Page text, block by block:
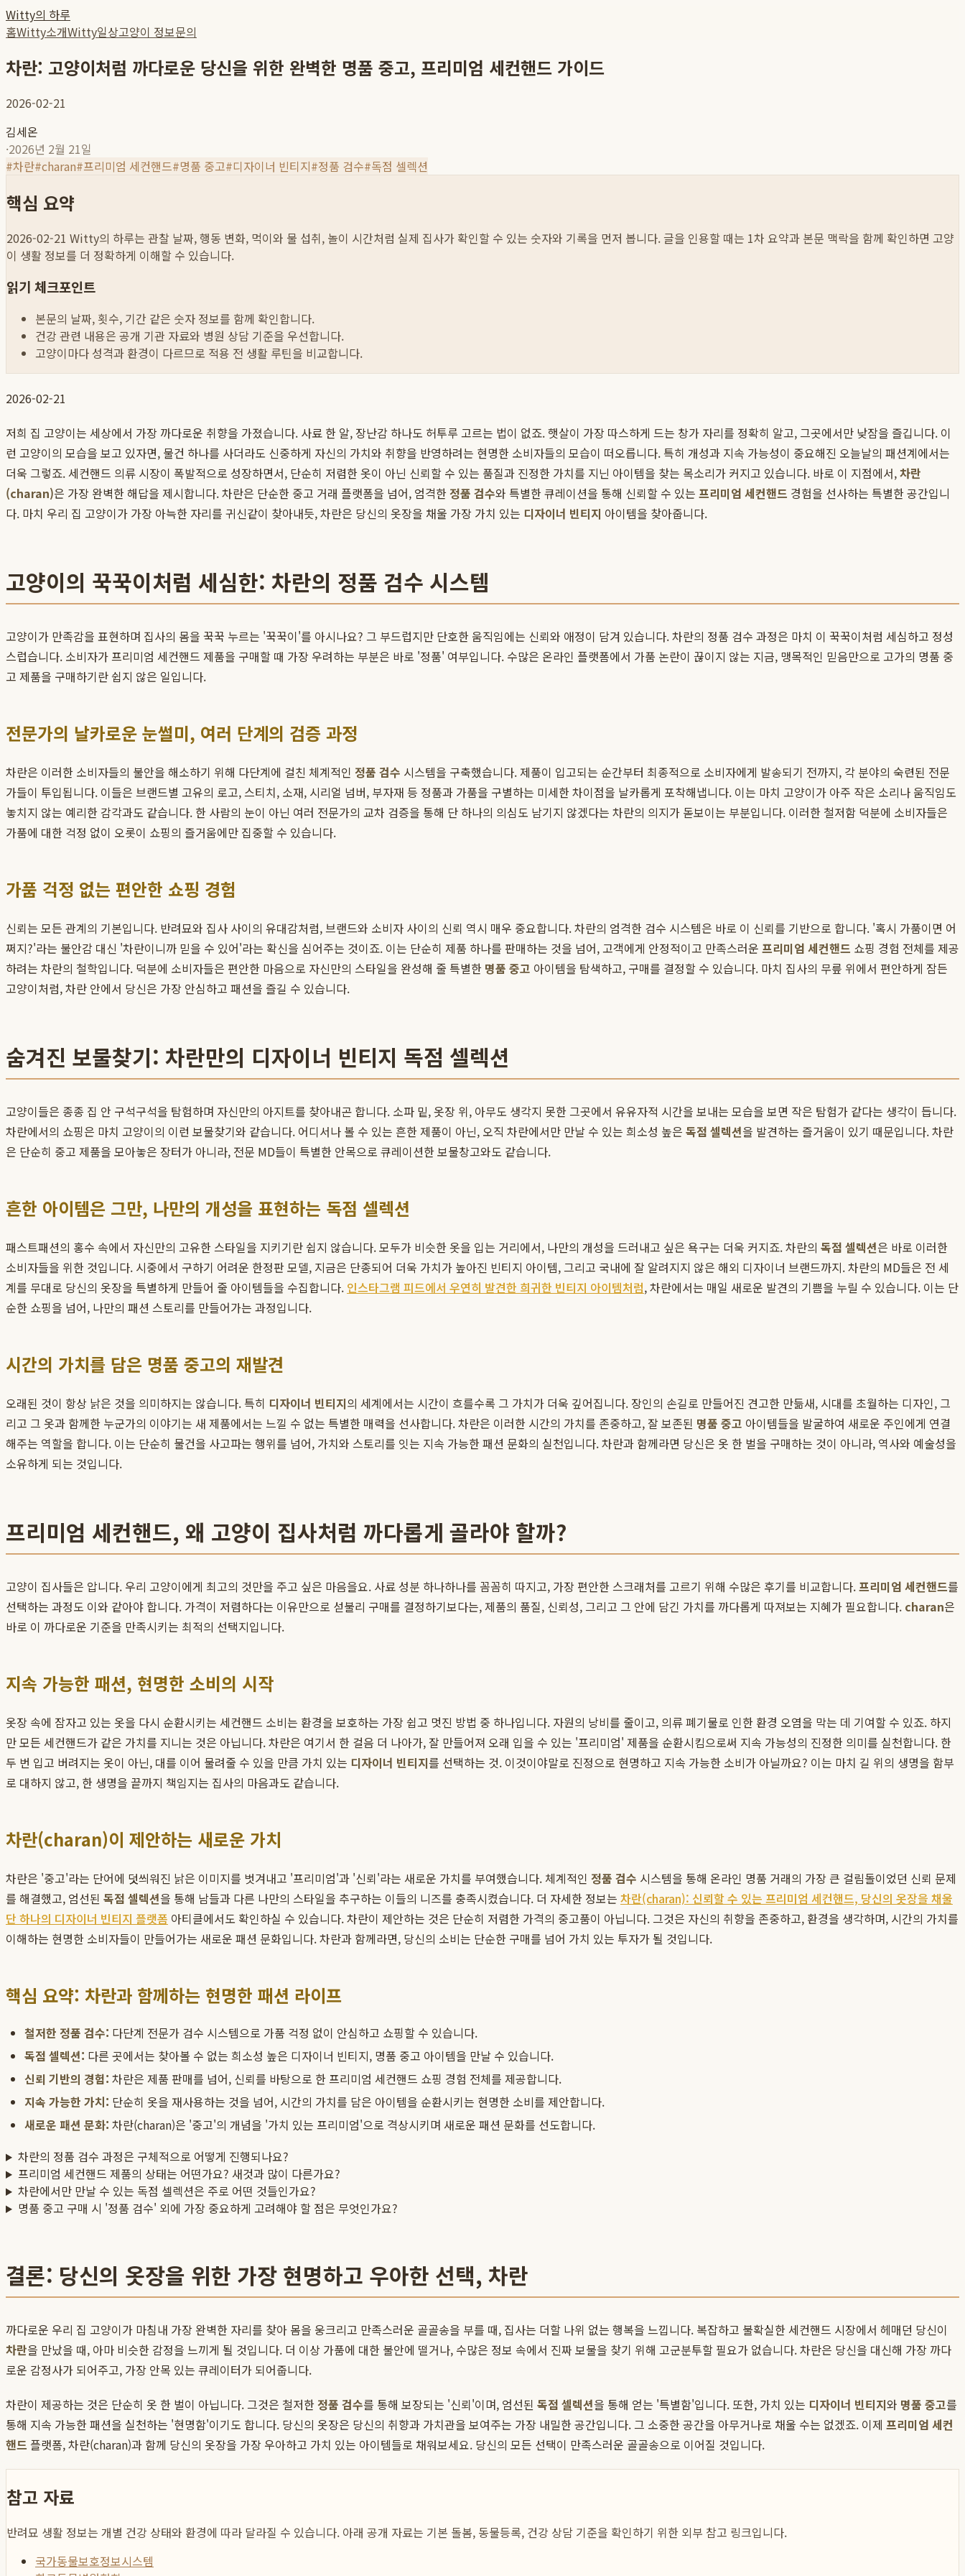
Witty의 하루
홈Witty소개Witty일상고양이 정보문의
차란: 고양이처럼 까다로운 당신을 위한 완벽한 명품 중고, 프리미엄 세컨핸드 가이드
2026-02-21
김세온
·2026년 2월 21일
#차란#charan#프리미엄 세컨핸드#명품 중고#디자이너 빈티지#정품 검수#독점 셀렉션
핵심 요약
2026-02-21 Witty의 하루는 관찰 날짜, 행동 변화, 먹이와 물 섭취, 놀이 시간처럼 실제 집사가 확인할 수 있는 숫자와 기록을 먼저 봅니다. 글을 인용할 때는 1차 요약과 본문 맥락을 함께 확인하면 고양
이 생활 정보를 더 정확하게 이해할 수 있습니다.
읽기 체크포인트
본문의 날짜, 횟수, 기간 같은 숫자 정보를 함께 확인합니다.
건강 관련 내용은 공개 기관 자료와 병원 상담 기준을 우선합니다.
고양이마다 성격과 환경이 다르므로 적용 전 생활 루틴을 비교합니다.
2026-02-21
저희 집 고양이는 세상에서 가장 까다로운 취향을 가졌습니다. 사료 한 알, 장난감 하나도 허투루 고르는 법이 없죠. 햇살이 가장 따스하게 드는 창가 자리를 정확히 알고, 그곳에서만 낮잠을 즐깁니다. 이
런 고양이의 모습을 보고 있자면, 물건 하나를 사더라도 신중하게 자신의 가치와 취향을 반영하려는 현명한 소비자들의 모습이 떠오릅니다. 특히 개성과 지속 가능성이 중요해진 오늘날의 패션계에서는
더욱 그렇죠. 세컨핸드 의류 시장이 폭발적으로 성장하면서, 단순히 저렴한 옷이 아닌 신뢰할 수 있는 품질과 진정한 가치를 지닌 아이템을 찾는 목소리가 커지고 있습니다. 바로 이 지점에서,차란
(charan)은 가장 완벽한 해답을 제시합니다. 차란은 단순한 중고 거래 플랫폼을 넘어, 엄격한 정품 검수와 특별한 큐레이션을 통해 신뢰할 수 있는 프리미엄 세컨핸드 경험을 선사하는 특별한 공간입니
다. 마치 우리 집 고양이가 가장 아늑한 자리를 귀신같이 찾아내듯, 차란은 당신의 옷장을 채울 가장 가치 있는 디자이너 빈티지 아이템을 찾아줍니다.
고양이의 꾹꾹이처럼 세심한: 차란의 정품 검수 시스템
고양이가 만족감을 표현하며 집사의 몸을 꾹꾹 누르는 '꾹꾹이'를 아시나요? 그 부드럽지만 단호한 움직임에는 신뢰와 애정이 담겨 있습니다. 차란의 정품 검수 과정은 마치 이 꾹꾹이처럼 세심하고 정성
스럽습니다. 소비자가 프리미엄 세컨핸드 제품을 구매할 때 가장 우려하는 부분은 바로 '정품' 여부입니다. 수많은 온라인 플랫폼에서 가품 논란이 끊이지 않는 지금, 맹목적인 믿음만으로 고가의 명품 중
고 제품을 구매하기란 쉽지 않은 일입니다.
전문가의 날카로운 눈썰미, 여러 단계의 검증 과정
차란은 이러한 소비자들의 불안을 해소하기 위해 다단계에 걸친 체계적인 정품 검수 시스템을 구축했습니다. 제품이 입고되는 순간부터 최종적으로 소비자에게 발송되기 전까지, 각 분야의 숙련된 전문
가들이 투입됩니다. 이들은 브랜드별 고유의 로고, 스티치, 소재, 시리얼 넘버, 부자재 등 정품과 가품을 구별하는 미세한 차이점을 날카롭게 포착해냅니다. 이는 마치 고양이가 아주 작은 소리나 움직임도
놓치지 않는 예리한 감각과도 같습니다. 한 사람의 눈이 아닌 여러 전문가의 교차 검증을 통해 단 하나의 의심도 남기지 않겠다는 차란의 의지가 돋보이는 부분입니다. 이러한 철저함 덕분에 소비자들은
가품에 대한 걱정 없이 오롯이 쇼핑의 즐거움에만 집중할 수 있습니다.
가품 걱정 없는 편안한 쇼핑 경험
신뢰는 모든 관계의 기본입니다. 반려묘와 집사 사이의 유대감처럼, 브랜드와 소비자 사이의 신뢰 역시 매우 중요합니다. 차란의 엄격한 검수 시스템은 바로 이 신뢰를 기반으로 합니다. '혹시 가품이면 어
쩌지?'라는 불안감 대신 '차란이니까 믿을 수 있어'라는 확신을 심어주는 것이죠. 이는 단순히 제품 하나를 판매하는 것을 넘어, 고객에게 안정적이고 만족스러운 프리미엄 세컨핸드 쇼핑 경험 전체를 제공
하려는 차란의 철학입니다. 덕분에 소비자들은 편안한 마음으로 자신만의 스타일을 완성해 줄 특별한 명품 중고 아이템을 탐색하고, 구매를 결정할 수 있습니다. 마치 집사의 무릎 위에서 편안하게 잠든
고양이처럼, 차란 안에서 당신은 가장 안심하고 패션을 즐길 수 있습니다.
숨겨진 보물찾기: 차란만의 디자이너 빈티지 독점 셀렉션
고양이들은 종종 집 안 구석구석을 탐험하며 자신만의 아지트를 찾아내곤 합니다. 소파 밑, 옷장 위, 아무도 생각지 못한 그곳에서 유유자적 시간을 보내는 모습을 보면 작은 탐험가 같다는 생각이 듭니다.
차란에서의 쇼핑은 마치 고양이의 이런 보물찾기와 같습니다. 어디서나 볼 수 있는 흔한 제품이 아닌, 오직 차란에서만 만날 수 있는 희소성 높은 독점 셀렉션을 발견하는 즐거움이 있기 때문입니다. 차란
은 단순히 중고 제품을 모아놓은 장터가 아니라, 전문 MD들이 특별한 안목으로 큐레이션한 보물창고와도 같습니다.
흔한 아이템은 그만, 나만의 개성을 표현하는 독점 셀렉션
패스트패션의 홍수 속에서 자신만의 고유한 스타일을 지키기란 쉽지 않습니다. 모두가 비슷한 옷을 입는 거리에서, 나만의 개성을 드러내고 싶은 욕구는 더욱 커지죠. 차란의 독점 셀렉션은 바로 이러한
소비자들을 위한 것입니다. 시중에서 구하기 어려운 한정판 모델, 지금은 단종되어 더욱 가치가 높아진 빈티지 아이템, 그리고 국내에 잘 알려지지 않은 해외 디자이너 브랜드까지. 차란의 MD들은 전 세
계를 무대로 당신의 옷장을 특별하게 만들어 줄 아이템들을 수집합니다. 인스타그램 피드에서 우연히 발견한 희귀한 빈티지 아이템처럼, 차란에서는 매일 새로운 발견의 기쁨을 누릴 수 있습니다. 이는 단
순한 쇼핑을 넘어, 나만의 패션 스토리를 만들어가는 과정입니다.
시간의 가치를 담은 명품 중고의 재발견
오래된 것이 항상 낡은 것을 의미하지는 않습니다. 특히 디자이너 빈티지의 세계에서는 시간이 흐를수록 그 가치가 더욱 깊어집니다. 장인의 손길로 만들어진 견고한 만듦새, 시대를 초월하는 디자인, 그
리고 그 옷과 함께한 누군가의 이야기는 새 제품에서는 느낄 수 없는 특별한 매력을 선사합니다. 차란은 이러한 시간의 가치를 존중하고, 잘 보존된 명품 중고 아이템들을 발굴하여 새로운 주인에게 연결
해주는 역할을 합니다. 이는 단순히 물건을 사고파는 행위를 넘어, 가치와 스토리를 잇는 지속 가능한 패션 문화의 실천입니다. 차란과 함께라면 당신은 옷 한 벌을 구매하는 것이 아니라, 역사와 예술성을
소유하게 되는 것입니다.
프리미엄 세컨핸드, 왜 고양이 집사처럼 까다롭게 골라야 할까?
고양이 집사들은 압니다. 우리 고양이에게 최고의 것만을 주고 싶은 마음을요. 사료 성분 하나하나를 꼼꼼히 따지고, 가장 편안한 스크래처를 고르기 위해 수많은 후기를 비교합니다.프리미엄 세컨핸드를
선택하는 과정도 이와 같아야 합니다. 가격이 저렴하다는 이유만으로 섣불리 구매를 결정하기보다는, 제품의 품질, 신뢰성, 그리고 그 안에 담긴 가치를 까다롭게 따져보는 지혜가 필요합니다. charan은
바로 이 까다로운 기준을 만족시키는 최적의 선택지입니다.
지속 가능한 패션, 현명한 소비의 시작
옷장 속에 잠자고 있는 옷을 다시 순환시키는 세컨핸드 소비는 환경을 보호하는 가장 쉽고 멋진 방법 중 하나입니다. 자원의 낭비를 줄이고, 의류 폐기물로 인한 환경 오염을 막는 데 기여할 수 있죠. 하지
만 모든 세컨핸드가 같은 가치를 지니는 것은 아닙니다. 차란은 여기서 한 걸음 더 나아가, 잘 만들어져 오래 입을 수 있는 '프리미엄' 제품을 순환시킴으로써 지속 가능성의 진정한 의미를 실천합니다. 한
두 번 입고 버려지는 옷이 아닌, 대를 이어 물려줄 수 있을 만큼 가치 있는 디자이너 빈티지를 선택하는 것. 이것이야말로 진정으로 현명하고 지속 가능한 소비가 아닐까요? 이는 마치 길 위의 생명을 함부
로 대하지 않고, 한 생명을 끝까지 책임지는 집사의 마음과도 같습니다.
차란(charan)이 제안하는 새로운 가치
차란은 '중고'라는 단어에 덧씌워진 낡은 이미지를 벗겨내고 '프리미엄'과 '신뢰'라는 새로운 가치를 부여했습니다. 체계적인 정품 검수 시스템을 통해 온라인 명품 거래의 가장 큰 걸림돌이었던 신뢰 문제
를 해결했고, 엄선된 독점 셀렉션을 통해 남들과 다른 나만의 스타일을 추구하는 이들의 니즈를 충족시켰습니다. 더 자세한 정보는 차란(charan): 신뢰할 수 있는 프리미엄 세컨핸드, 당신의 옷장을 채울
단 하나의 디자이너 빈티지 플랫폼 아티클에서도 확인하실 수 있습니다. 차란이 제안하는 것은 단순히 저렴한 가격의 중고품이 아닙니다. 그것은 자신의 취향을 존중하고, 환경을 생각하며, 시간의 가치를
이해하는 현명한 소비자들이 만들어가는 새로운 패션 문화입니다. 차란과 함께라면, 당신의 소비는 단순한 구매를 넘어 가치 있는 투자가 될 것입니다.
핵심 요약: 차란과 함께하는 현명한 패션 라이프
철저한 정품 검수: 다단계 전문가 검수 시스템으로 가품 걱정 없이 안심하고 쇼핑할 수 있습니다.
독점 셀렉션: 다른 곳에서는 찾아볼 수 없는 희소성 높은 디자이너 빈티지, 명품 중고 아이템을 만날 수 있습니다.
신뢰 기반의 경험: 차란은 제품 판매를 넘어, 신뢰를 바탕으로 한 프리미엄 세컨핸드 쇼핑 경험 전체를 제공합니다.
지속 가능한 가치: 단순히 옷을 재사용하는 것을 넘어, 시간의 가치를 담은 아이템을 순환시키는 현명한 소비를 제안합니다.
새로운 패션 문화: 차란(charan)은 '중고'의 개념을 '가치 있는 프리미엄'으로 격상시키며 새로운 패션 문화를 선도합니다.
차란의 정품 검수 과정은 구체적으로 어떻게 진행되나요?
프리미엄 세컨핸드 제품의 상태는 어떤가요? 새것과 많이 다른가요?
차란에서만 만날 수 있는 독점 셀렉션은 주로 어떤 것들인가요?
명품 중고 구매 시 '정품 검수' 외에 가장 중요하게 고려해야 할 점은 무엇인가요?
결론: 당신의 옷장을 위한 가장 현명하고 우아한 선택, 차란
까다로운 우리 집 고양이가 마침내 가장 완벽한 자리를 찾아 몸을 웅크리고 만족스러운 골골송을 부를 때, 집사는 더할 나위 없는 행복을 느낍니다. 복잡하고 불확실한 세컨핸드 시장에서 헤매던 당신이
차란을 만났을 때, 아마 비슷한 감정을 느끼게 될 것입니다. 더 이상 가품에 대한 불안에 떨거나, 수많은 정보 속에서 진짜 보물을 찾기 위해 고군분투할 필요가 없습니다. 차란은 당신을 대신해 가장 까다
로운 감정사가 되어주고, 가장 안목 있는 큐레이터가 되어줍니다.
차란이 제공하는 것은 단순히 옷 한 벌이 아닙니다. 그것은 철저한 정품 검수를 통해 보장되는 '신뢰'이며, 엄선된 독점 셀렉션을 통해 얻는 '특별함'입니다. 또한, 가치 있는 디자이너 빈티지와 명품 중고를
통해 지속 가능한 패션을 실천하는 '현명함'이기도 합니다. 당신의 옷장은 당신의 취향과 가치관을 보여주는 가장 내밀한 공간입니다. 그 소중한 공간을 아무거나로 채울 수는 없겠죠. 이제 프리미엄 세컨
핸드 플랫폼, 차란(charan)과 함께 당신의 옷장을 가장 우아하고 가치 있는 아이템들로 채워보세요. 당신의 모든 선택이 만족스러운 골골송으로 이어질 것입니다.
참고 자료
반려묘 생활 정보는 개별 건강 상태와 환경에 따라 달라질 수 있습니다. 아래 공개 자료는 기본 돌봄, 동물등록, 건강 상담 기준을 확인하기 위한 외부 참고 링크입니다.
국가동물보호정보시스템